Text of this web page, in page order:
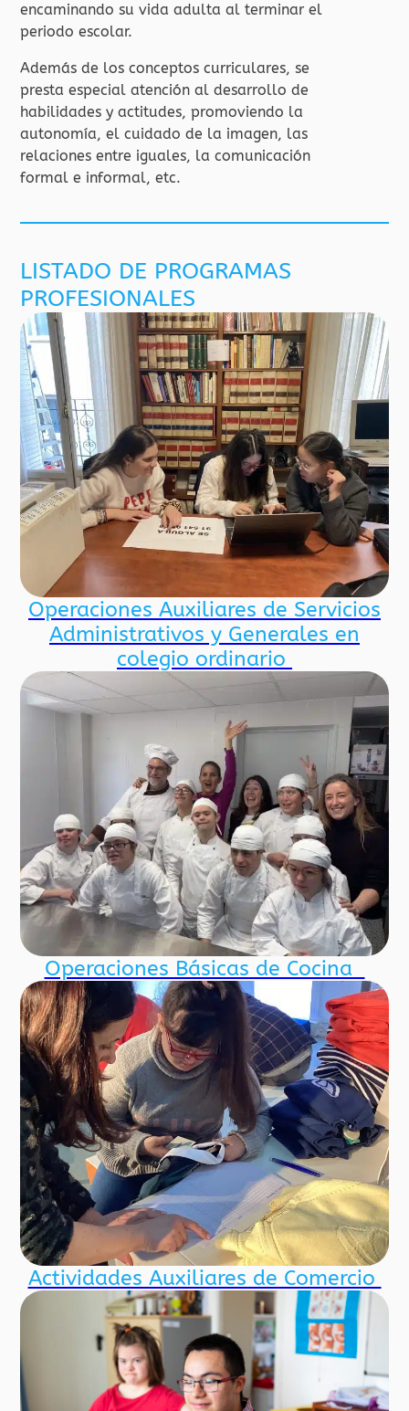
encaminando su vida adulta al terminar el
periodo escolar.
Además de los conceptos curriculares, se
presta especial atención al desarrollo de
habilidades y actitudes, promoviendo la
autonomía, el cuidado de la imagen, las
relaciones entre iguales, la comunicación
formal e informal, etc.
LISTADO DE PROGRAMAS
PROFESIONALES
Operaciones Auxiliares de Servicios
Administrativos y Generales en
colegio ordinario
Operaciones Básicas de Cocina
Actividades Auxiliares de Comercio